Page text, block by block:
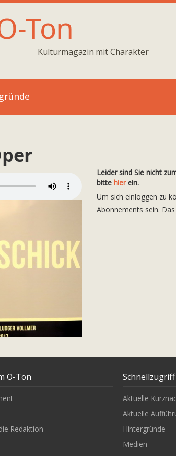
Ton
Kulturmagazin mit Charakter
Leider sind Sie nicht
bittehierein.
Um sich einloggen zu
Abonnements sein.
O-Ton
Redaktion
Schnellzugriff
Aktuelle
Aktuelle
Hintergründe
Medien